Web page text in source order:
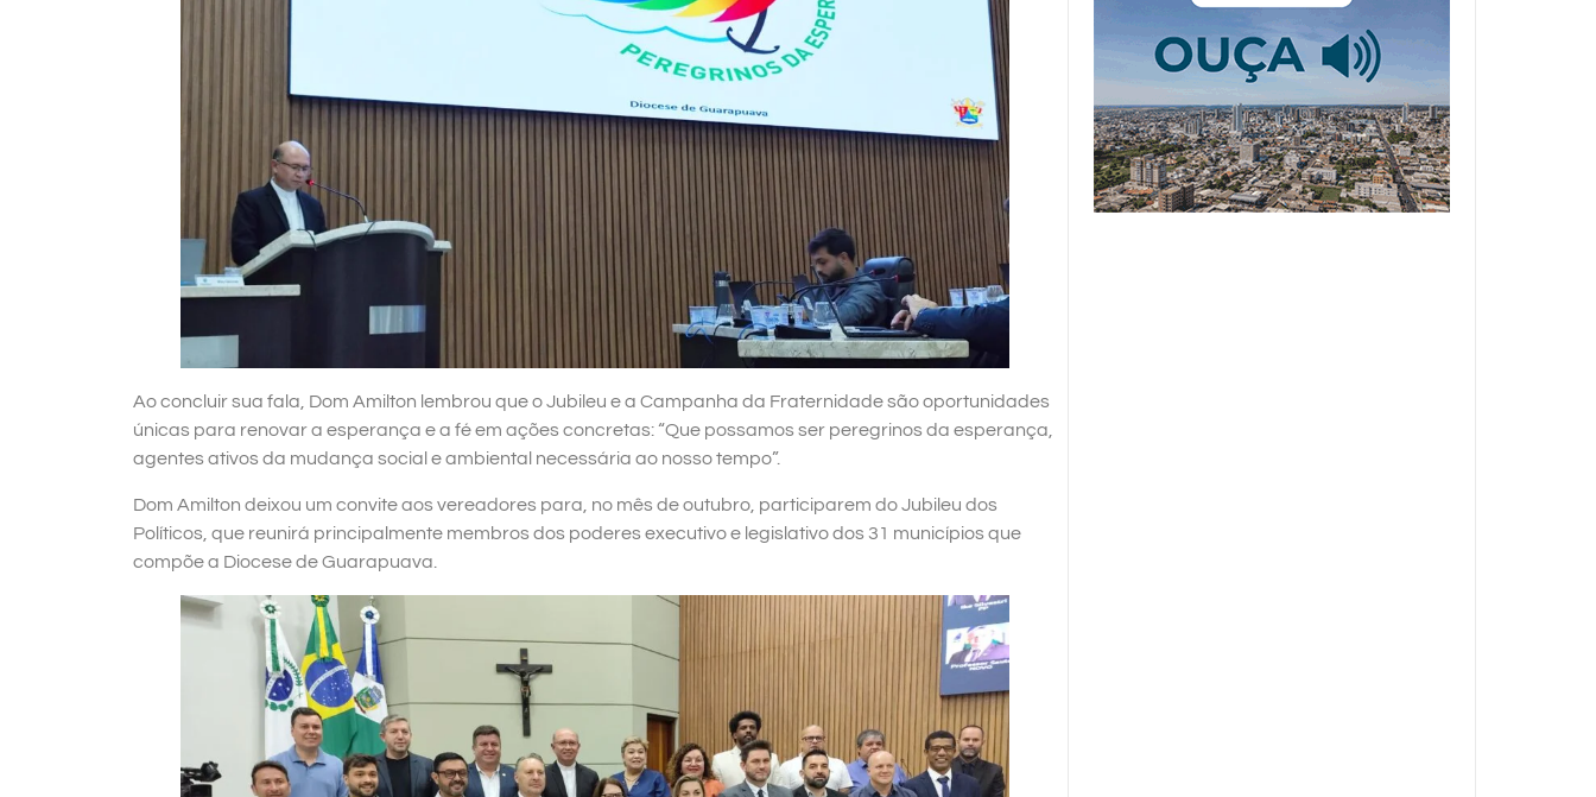
Ao concluir sua fala, Dom Amilton lembrou que o Jubileu e a Campanha da Fraternidade são oportunidades
únicas para renovar a esperança e a fé em ações concretas: “Que possamos ser peregrinos da esperança,
agentes ativos da mudança social e ambiental necessária ao nosso tempo”.
Dom Amilton deixou um convite aos vereadores para, no mês de outubro, participarem do Jubileu dos
Políticos, que reunirá principalmente membros dos poderes executivo e legislativo dos 31 municípios que
compõe a Diocese de Guarapuava.